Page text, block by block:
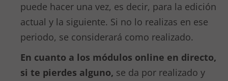
puede hacer una vez, es decir, para la edición
actual y la siguiente. Si no lo realizas en ese
periodo, se considerará como realizado.
En cuanto a los módulos online en directo,
si te pierdes alguno, se da por realizado y